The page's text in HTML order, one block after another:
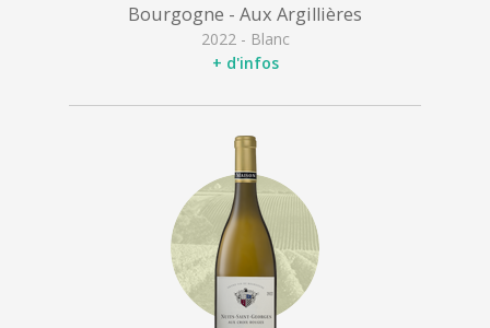
Bourgogne - Aux Argillières
2022 - Blanc
+ d'infos